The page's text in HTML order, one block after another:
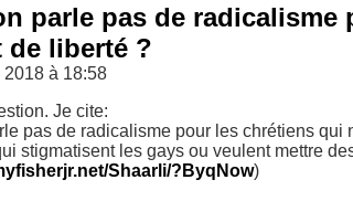
parle pas de
de liberté ?
2018 à 18:58
Je cite:
pas de radicalisme pour les chrétiens
stigmatisent les gays ou veulent mettre
Shaarli/?ByqNow)